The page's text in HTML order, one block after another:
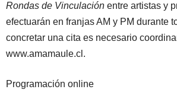
Rondas de Vinculación entre artistas y
efectuarán en franjas AM y PM durante
concretar una cita es necesario
www.amamaule.cl.
Programación online